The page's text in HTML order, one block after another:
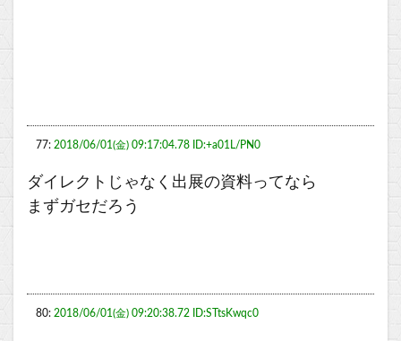
77: 2018/06/01(金) 09:17:04.78 ID:+a01L/PN0
ダイレクトじゃなく出展の資料ってなら
まずガセだろう
80: 2018/06/01(金) 09:20:38.72 ID:STtsKwqc0